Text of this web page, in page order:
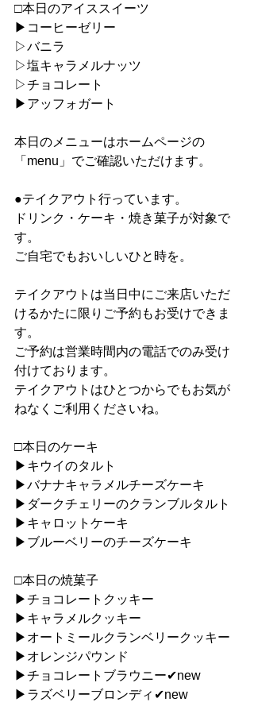
□本日のアイススイーツ
▶︎コーヒーゼリー
▷バニラ
▷塩キャラメルナッツ
▷チョコレート
▶︎アッフォガート
本日のメニューはホームページの
「menu」でご確認いただけます。
●テイクアウト行っています。
ドリンク・ケーキ・焼き菓子が対象で
す。
ご自宅でもおいしいひと時を。
テイクアウトは当日中にご来店いただ
けるかたに限りご予約もお受けできま
す。
ご予約は営業時間内の電話でのみ受け
付けております。
テイクアウトはひとつからでもお気が
ねなくご利用くださいね。
□本日のケーキ
▶︎キウイのタルト
▶︎バナナキャラメルチーズケーキ
▶︎ダークチェリーのクランブルタルト
▶︎キャロットケーキ
▶︎ブルーベリーのチーズケーキ
□本日の焼菓子
▶︎チョコレートクッキー
▶︎キャラメルクッキー
▶︎オートミールクランベリークッキー
▶︎オレンジパウンド
▶︎チョコレートブラウニー✔︎new
▶︎ラズベリーブロンディ✔︎new